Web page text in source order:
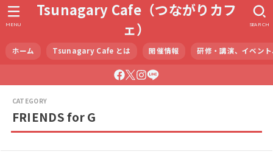
Tsunagary Cafe（つながりカフ
ェ）
ホーム Tsunagary Cafe とは 開催情報 研修・講演、イベン
SEARCH
MENU
FRIENDS for G